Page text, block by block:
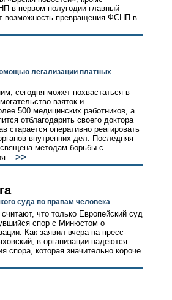
в первом полугодии главный
возможность превращения ФСНП в
легализации платных
сегодня может похвастаться в
взяток и
500 медицинских работников, а
отблагодарить своего доктора
оперативно реагировать
внутренних дел. Последняя
методам борьбы с
>>
суда по правам человека
что только Европейский суд
спор с Минюстом о
Как заявил вчера на пресс-
в организации надеются
спора, которая значительно короче